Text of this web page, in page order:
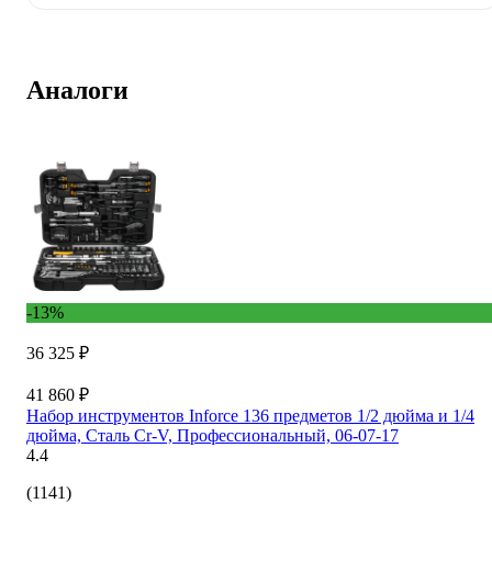
Аналоги
-13%
36 325 ₽
41 860 ₽
Набор инструментов Inforce 136 предметов 1/2 дюйма и 1/4
дюйма, Сталь Cr-V, Профессиональный, 06-07-17
4.4
(1141)